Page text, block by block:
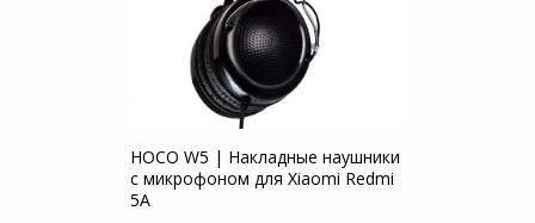
HOCO W5 | Накладные наушники
с микрофоном для Xiaomi Redmi
5A